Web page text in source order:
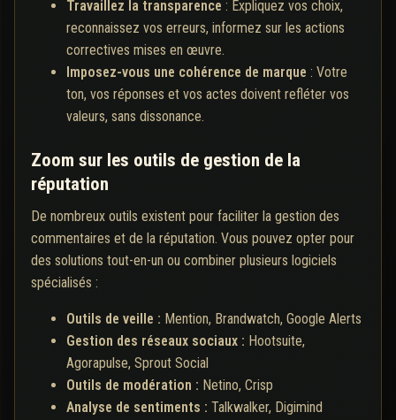
Travaillez la transparence : Expliquez vos choix,
reconnaissez vos erreurs, informez sur les actions
correctives mises en œuvre.
Imposez-vous une cohérence de marque : Votre
ton, vos réponses et vos actes doivent refléter vos
valeurs, sans dissonance.
Zoom sur les outils de gestion de la
réputation
De nombreux outils existent pour faciliter la gestion des
commentaires et de la réputation. Vous pouvez opter pour
des solutions tout-en-un ou combiner plusieurs logiciels
spécialisés :
Outils de veille : Mention, Brandwatch, Google Alerts
Gestion des réseaux sociaux : Hootsuite,
Agorapulse, Sprout Social
Outils de modération : Netino, Crisp
Analyse de sentiments : Talkwalker, Digimind